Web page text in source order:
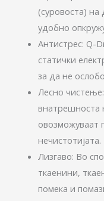
(суровоста) на
удобно
Антистрес: Q-
статички
за да не
Лесно
внатрешноста
овозможуваат
нечистотијата.
Лизгаво: Во
ткаенини,
помека и